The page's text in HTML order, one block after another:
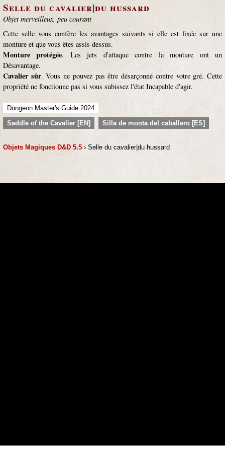
Selle du cavalier|du hussard
Objet merveilleux, peu courant
Cette selle vous confère les avantages suivants si elle est fixée sur une
monture et que vous êtes assis dessus.
Monture protégée. Les jets d'attaque contre la monture ont un
Désavantage.
Cavalier sûr. Vous ne pouvez pas être désarçonné contre votre gré. Cette
propriété ne fonctionne pas si vous subissez l'état Incapable d'agir.
Dungeon Master's Guide 2024
Saddle of the Cavalier [EN]
Silla de monta del caballero [ES]
Objets Magiques D&D 5.5 › Selle du cavalier|du hussard